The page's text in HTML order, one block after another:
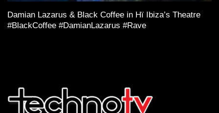
Damian Lazarus & Black Coffee in Hï Ibiza’s Theatre
#BlackCoffee #DamianLazarus #Rave